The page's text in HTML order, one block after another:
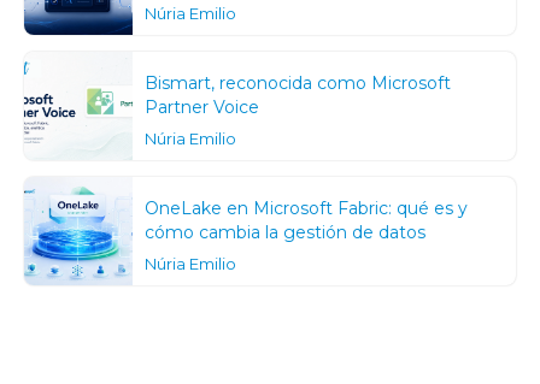
Núria Emilio
Bismart, reconocida como Microsoft
Partner Voice
Núria Emilio
OneLake en Microsoft Fabric: qué es y
cómo cambia la gestión de datos
Núria Emilio